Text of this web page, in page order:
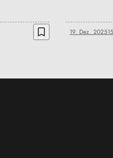
bookmark_border 19. Dez. 2025